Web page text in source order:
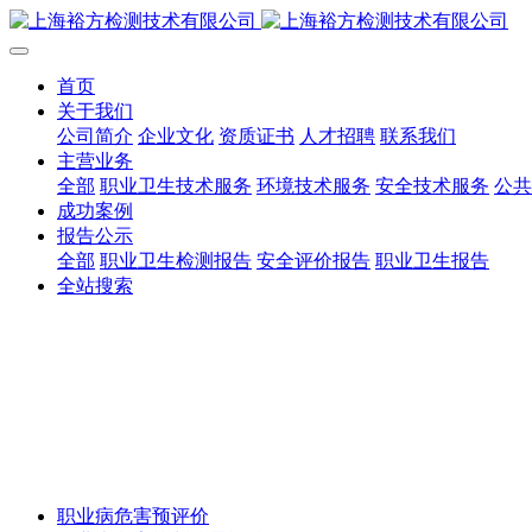
首页
关于我们
公司简介 企业文化 资质证书 人才招聘 联系我们
主营业务
全部 职业卫生技术服务 环境技术服务 安全技术服务 公
成功案例
报告公示
全部 职业卫生检测报告 安全评价报告 职业卫生报告
全站搜索
职业病危害预评价